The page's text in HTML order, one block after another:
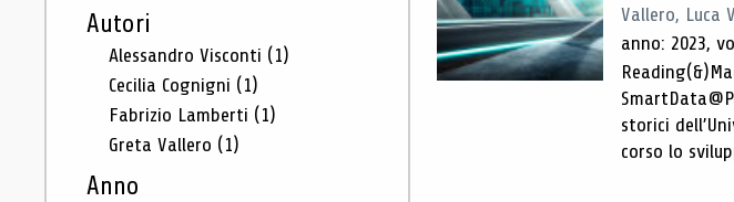
Autori
Alessandro Visconti (1)
Cecilia Cognigni (1)
Fabrizio Lamberti (1)
Greta Vallero (1)
Anno
Vallero, Luca
anno: 2023,
storici
corso lo